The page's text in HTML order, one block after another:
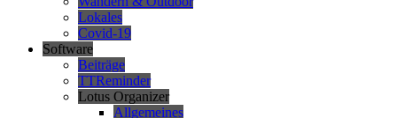
Lokales
Covid-19
Software
Beiträge
TTReminder
Lotus Organizer
Allgemeines